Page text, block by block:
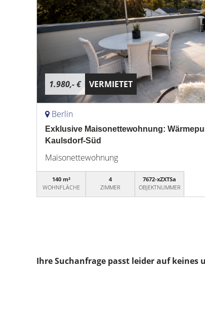
1.980,- € VERMIETET
Berlin
Exklusive Maisonettewohnung:
Kaulsdorf-Süd
Maisonettewohnung
140 m²
WOHNFLÄCHE
4
ZIMMER
7672-xZXTSa
OBJEKTNUMMER
Ihre Suchanfrage passt leider auf keines